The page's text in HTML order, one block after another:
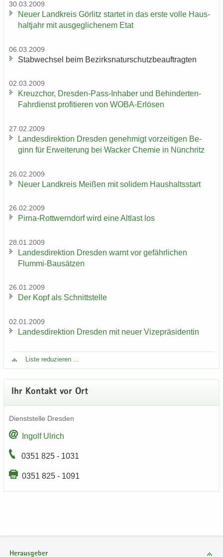
30.03.2009
Neuer Land­kreis Gör­litz star­tet in das erste volle Haus­
halt­jahr mit aus­ge­gli­che­nem Etat
06.03.2009
Stab­wech­sel beim Be­zirks­na­tur­schutz­be­auf­trag­ten
02.03.2009
Kreuz­chor, Dresden-​Pass-Inhaber und Behinderten-​
Fahrdienst pro­fi­tie­ren von WOBA-​Erlösen
27.02.2009
Lan­des­di­rek­ti­on Dres­den ge­neh­migt vor­zei­ti­gen Be­
ginn für Er­wei­te­rung bei Wa­cker Che­mie in Nün­chritz
26.02.2009
Neuer Land­kreis Mei­ßen mit so­li­dem Haus­halts­start
26.02.2009
Pirna-​Rottwerndorf wird eine Alt­last los
28.01.2009
Lan­des­di­rek­ti­on Dres­den warnt vor ge­fähr­li­chen
Flummi-​Bausätzen
26.01.2009
Der Kopf als Schnitt­stel­le
02.01.2009
Lan­des­di­rek­ti­on Dres­den mit neuer Vi­ze­prä­si­den­tin
Liste re­du­zie­ren ...
Ihr Kon­takt vor Ort
Dienst­stel­le Dres­den
In­golf Ul­rich
0351 825 - 1031
0351 825 - 1091
Herausgeber